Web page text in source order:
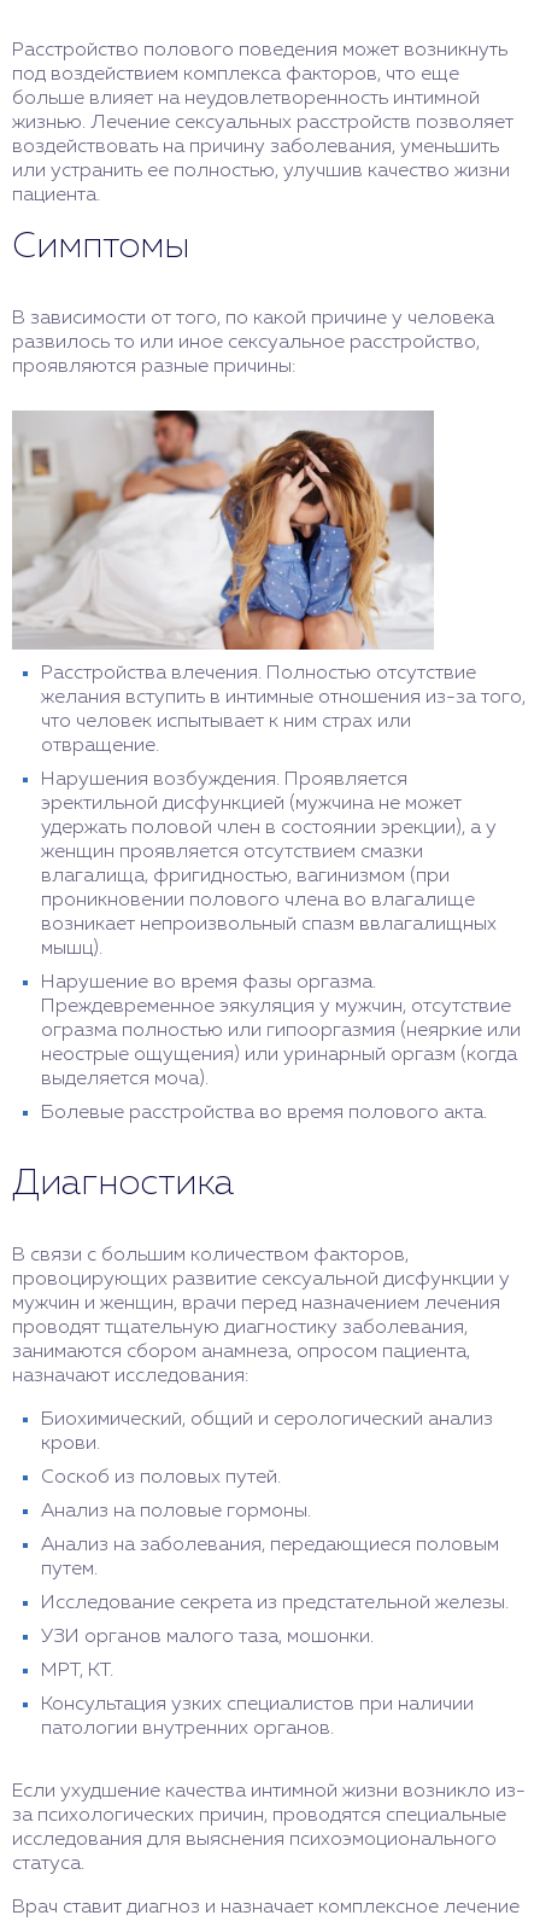
Расстройство полового поведения может возникнуть
под воздействием комплекса факторов, что еще
больше влияет на неудовлетворенность интимной
жизнью. Лечение сексуальных расстройств позволяет
воздействовать на причину заболевания, уменьшить
или устранить ее полностью, улучшив качество жизни
пациента.
Симптомы
В зависимости от того, по какой причине у человека
развилось то или иное сексуальное расстройство,
проявляются разные причины:
Расстройства влечения. Полностью отсутствие
желания вступить в интимные отношения из-за того,
что человек испытывает к ним страх или
отвращение.
Нарушения возбуждения. Проявляется
эректильной дисфункцией (мужчина не может
удержать половой член в состоянии эрекции), а у
женщин проявляется отсутствием смазки
влагалища, фригидностью, вагинизмом (при
проникновении полового члена во влагалище
возникает непроизвольный спазм ввлагалищных
мышц).
Нарушение во время фазы оргазма.
Преждевременное эякуляция у мужчин, отсутствие
огразма полностью или гипооргазмия (неяркие или
неострые ощущения) или уринарный оргазм (когда
выделяется моча).
Болевые расстройства во время полового акта.
Диагностика
В связи с большим количеством факторов,
провоцирующих развитие сексуальной дисфункции у
мужчин и женщин, врачи перед назначением лечения
проводят тщательную диагностику заболевания,
занимаются сбором анамнеза, опросом пациента,
назначают исследования:
Биохимический, общий и серологический анализ
крови.
Соскоб из половых путей.
Анализ на половые гормоны.
Анализ на заболевания, передающиеся половым
путем.
Исследование секрета из предстательной железы.
УЗИ органов малого таза, мошонки.
МРТ, КТ.
Консультация узких специалистов при наличии
патологии внутренних органов.
Если ухудшение качества интимной жизни возникло из-
за психологических причин, проводятся специальные
исследования для выяснения психоэмоционального
статуса.
Врач ставит диагноз и назначает комплексное лечение